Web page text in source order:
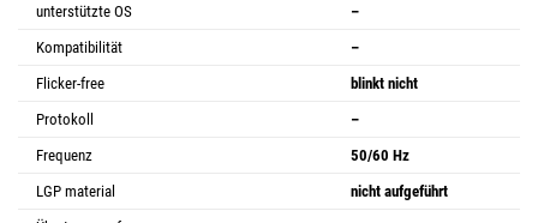
unterstützte OS
–
Kompatibilität
–
Flicker-free
blinkt nicht
Protokoll
–
Frequenz
50/60 Hz
LGP material
nicht aufgeführt